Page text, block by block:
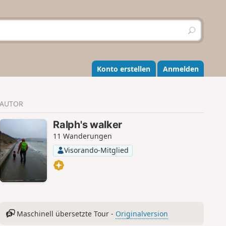
S
u
h
e
n
Konto erstellen Anmelden
AUTOR
Ralph's walker
11 Wanderungen
Visorando-Mitglied
Maschinell übersetzte Tour - Originalversion